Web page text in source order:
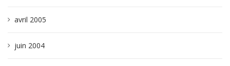
avril 2005
juin 2004